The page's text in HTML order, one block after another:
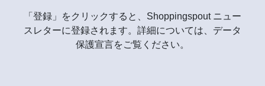
「登録」をクリックすると、Shoppingspout ニュー
スレターに登録されます。詳細については、データ
保護宣言をご覧ください。